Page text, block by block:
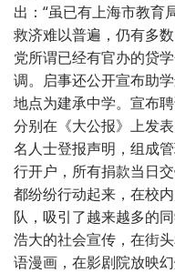
出：“虽已有上海市教育
救济难以普遍，仍有多
党所谓已经有官办的贷
调。启事还公开宣布助
地点为建承中学。宣布
分别在《大公报》上发
名人士登报声明，组成
行开户，所有捐款当日
都纷纷行动起来，在校
队，吸引了越来越多的
浩大的社会宣传，在街
语漫画，在影剧院放映